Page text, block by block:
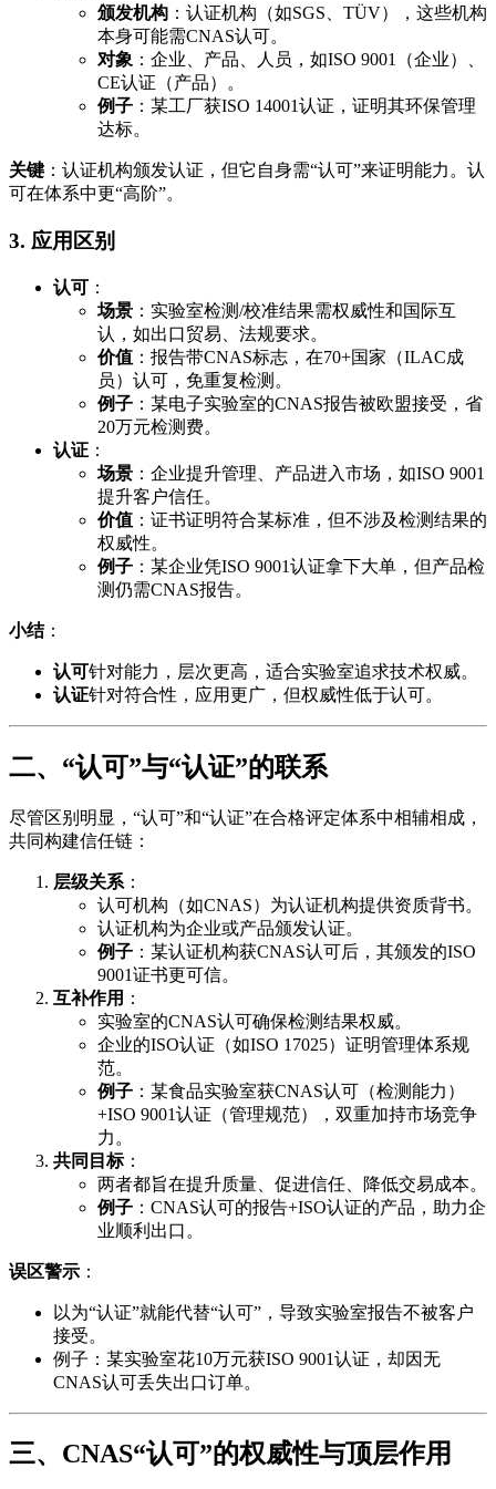
颁发机构 ：认证机构（如SGS、TÜV），这些机构
本身可能需CNAS认可。
对象 ：企业、产品、人员，如ISO 9001（企业）、
CE认证（产品）。
例子 ：某工厂获ISO 14001认证，证明其环保管理
达标。
关键 ：认证机构颁发认证，但它自身需“认可”来证明能力。认
可在体系中更“高阶”。
3. 应用区别
认可 ：
场景 ：实验室检测/校准结果需权威性和国际互
认，如出口贸易、法规要求。
价值 ：报告带CNAS标志，在70+国家（ILAC成
员）认可，免重复检测。
例子 ：某电子实验室的CNAS报告被欧盟接受，省
20万元检测费。
认证 ：
场景 ：企业提升管理、产品进入市场，如ISO 9001
提升客户信任。
价值 ：证书证明符合某标准，但不涉及检测结果的
权威性。
例子 ：某企业凭ISO 9001认证拿下大单，但产品检
测仍需CNAS报告。
小结：
认可针对能力，层次更高，适合实验室追求技术权威。
认证针对符合性，应用更广，但权威性低于认可。
二、“认可”与“认证”的联系
尽管区别明显，“认可”和“认证”在合格评定体系中相辅相成，
共同构建信任链：
层级关系 ：
认可机构（如CNAS）为认证机构提供资质背书。
认证机构为企业或产品颁发认证。
例子 ：某认证机构获CNAS认可后，其颁发的ISO
9001证书更可信。
互补作用 ：
实验室的CNAS认可确保检测结果权威。
企业的ISO认证（如ISO 17025）证明管理体系规
范。
例子 ：某食品实验室获CNAS认可（检测能力）
+ISO 9001认证（管理规范），双重加持市场竞争
力。
共同目标：
两者都旨在提升质量、促进信任、降低交易成本。
例子 ：CNAS认可的报告+ISO认证的产品，助力企
业顺利出口。
误区警示 ：
以为“认证”就能代替“认可”，导致实验室报告不被客户
接受。
例子：某实验室花10万元获ISO 9001认证，却因无
CNAS认可丢失出口订单。
三、CNAS“认可”的权威性与顶层作用